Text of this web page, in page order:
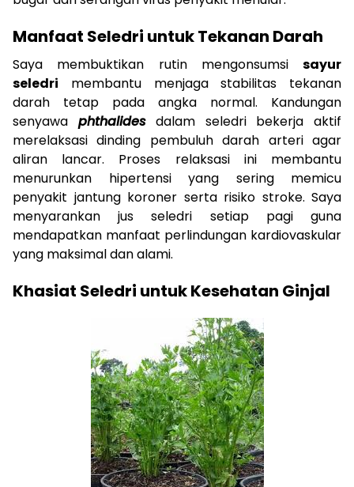
Manfaat Seledri untuk Tekanan Darah
Saya membuktikan rutin mengonsumsi sayur
seledri membantu menjaga stabilitas tekanan
darah tetap pada angka normal. Kandungan
senyawa phthalidesdalam seledri bekerja aktif
merelaksasi dinding pembuluh darah arteri agar
aliran lancar. Proses relaksasi ini membantu
menurunkan hipertensi yang sering memicu
penyakit jantung koroner serta risiko stroke. Saya
menyarankan jus seledri setiap pagi guna
mendapatkan manfaat perlindungan kardiovaskular
yang maksimal dan alami.
Khasiat Seledri untuk Kesehatan Ginjal